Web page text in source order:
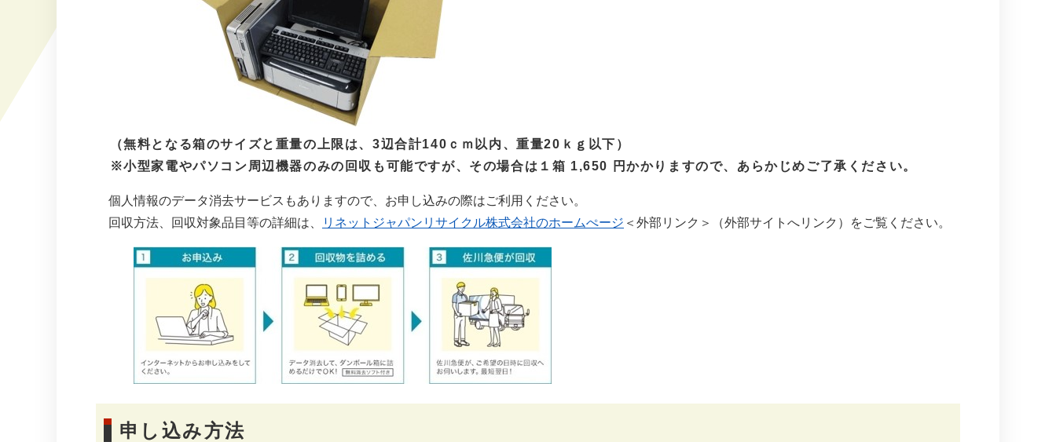
（無料となる箱のサイズと重量の上限は、3辺合計140ｃｍ以内、重量20ｋｇ以下）
※小型家電やパソコン周辺機器のみの回収も可能ですが、その場合は１箱 1,650 円かかりますので、あらかじめご了承ください。
個人情報のデータ消去サービスもありますので、お申し込みの際はご利用ください。
回収方法、回収対象品目等の詳細は、
リネットジャパンリサイクル株式会社のホームぺージ ＜外部リンク＞ （外部サイトへリンク）をご覧ください。
申し込み方法